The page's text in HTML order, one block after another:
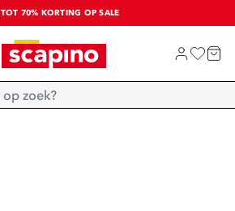
TOT 70% KORTING OP SALE
SALE: LAATSTE KANS!
SHOP NIEUW
Home